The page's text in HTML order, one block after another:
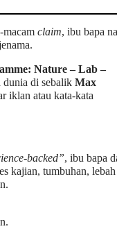
macam claim, ibu bapa
Nature – Lab –
dunia di sebalik Max
iklan atau kata-kata
backed”, ibu bapa
kajian, tumbuhan, lebah